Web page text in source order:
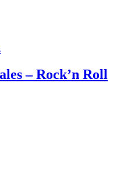
– Rock’n Roll